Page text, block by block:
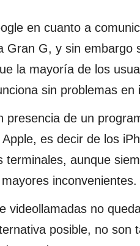
en cuanto a
Gran G, y sin
la mayoría de los
sin problemas en
presencia de un
es decir de los
aunque
inconvenientes.
videollamadas no
posible, no son